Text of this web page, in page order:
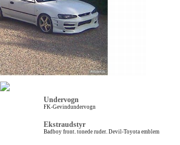
Undervogn
FK-Gevindundervogn
Ekstraudstyr
Badboy front. tonede ruder. Devil-Toyota emblem